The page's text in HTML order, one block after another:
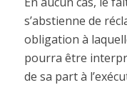
s’abstienne de
obligation à
pourra être
de sa part à